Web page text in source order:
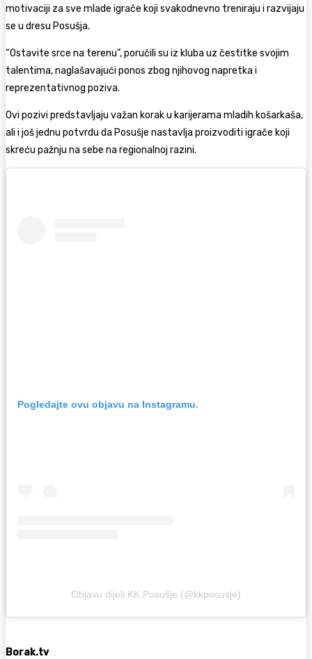
motivaciji za sve mlade igrače koji svakodnevno treniraju i razvijaju
se u dresu Posušja.
“Ostavite srce na terenu”, poručili su iz kluba uz čestitke svojim
talentima, naglašavajući ponos zbog njihovog napretka i
reprezentativnog poziva.
Ovi pozivi predstavljaju važan korak u karijerama mladih košarkaša,
ali i još jednu potvrdu da Posušje nastavlja proizvoditi igrače koji
skreću pažnju na sebe na regionalnoj razini.
Pogledajte ovu objavu na Instagramu.
Objavu dijeli KK Posušje (@kkposusje)
Borak.tv